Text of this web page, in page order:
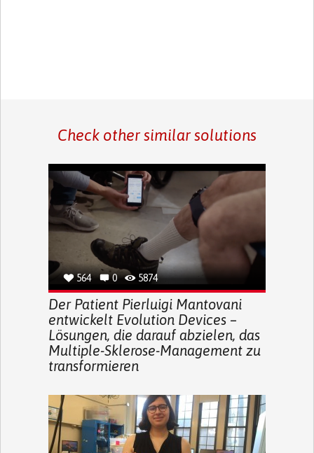
Check other similar solutions
564 0 5874
Der Patient Pierluigi Mantovani
entwickelt Evolution Devices –
Lösungen, die darauf abzielen, das
Multiple-Sklerose-Management zu
transformieren